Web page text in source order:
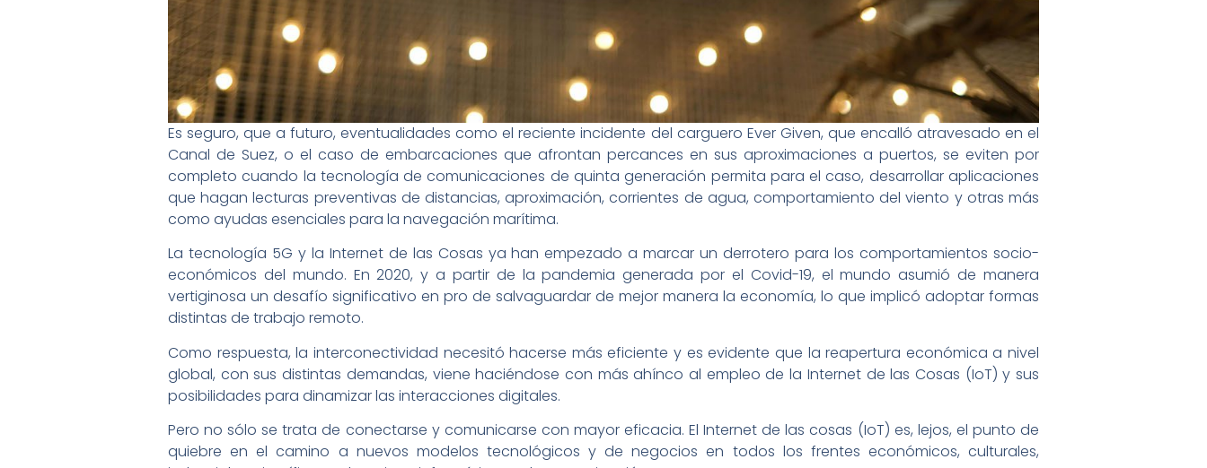
Es seguro, que a futuro, eventualidades como el reciente incidente del carguero Ever Given, que encalló atravesado en el
Canal de Suez, o el caso de embarcaciones que afrontan percances en sus aproximaciones a puertos, se eviten por
completo cuando la tecnología de comunicaciones de quinta generación permita para el caso, desarrollar aplicaciones
que hagan lecturas preventivas de distancias, aproximación, corrientes de agua, comportamiento del viento y otras más
como ayudas esenciales para la navegación marítima.
La tecnología 5G y la Internet de las Cosas ya han empezado a marcar un derrotero para los comportamientos socio-
económicos del mundo. En 2020, y a partir de la pandemia generada por el Covid-19, el mundo asumió de manera
vertiginosa un desafío significativo en pro de salvaguardar de mejor manera la economía, lo que implicó adoptar formas
distintas de trabajo remoto.
Como respuesta, la interconectividad necesitó hacerse más eficiente y es evidente que la reapertura económica a nivel
global, con sus distintas demandas, viene haciéndose con más ahínco al empleo de la Internet de las Cosas (IoT) y sus
posibilidades para dinamizar las interacciones digitales.
Pero no sólo se trata de conectarse y comunicarse con mayor eficacia. El Internet de las cosas (IoT) es, lejos, el punto de
quiebre en el camino a nuevos modelos tecnológicos y de negocios en todos los frentes económicos, culturales,